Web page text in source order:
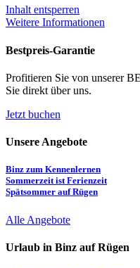
Inhalt entsperren
Weitere Informationen
Bestpreis-Garantie
Profitieren Sie von unserer
Sie direkt über uns.
Jetzt buchen
Unsere Angebote
Binz zum Kennenlernen
Sommerzeit ist Ferienzeit
Spätsommer auf Rügen
Alle Angebote
Urlaub in Binz auf Rügen